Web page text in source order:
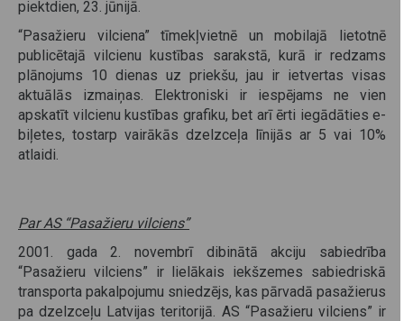
piektdien, 23. jūnijā.
“Pasažieru vilciena” tīmekļvietnē un mobilajā lietotnē
publicētajā vilcienu kustības sarakstā, kurā ir redzams
plānojums 10 dienas uz priekšu, jau ir ietvertas visas
aktuālās izmaiņas. Elektroniski ir iespējams ne vien
apskatīt vilcienu kustības grafiku, bet arī ērti iegādāties e-
biļetes, tostarp vairākās dzelzceļa līnijās ar 5 vai 10%
atlaidi.
Par AS “Pasažieru vilciens”
2001. gada 2. novembrī dibinātā akciju sabiedrība
“Pasažieru vilciens” ir lielākais iekšzemes sabiedriskā
transporta pakalpojumu sniedzējs, kas pārvadā pasažierus
pa dzelzceļu Latvijas teritorijā. AS “Pasažieru vilciens” ir